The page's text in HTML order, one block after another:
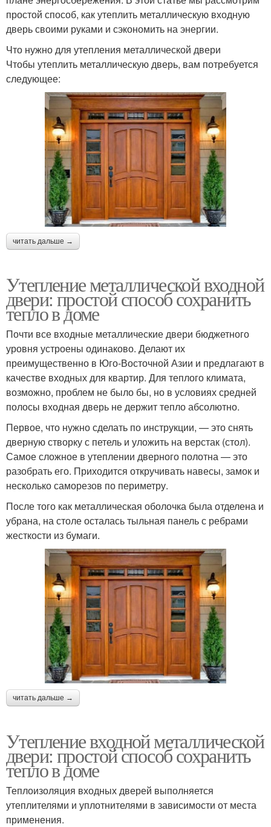
простой способ, как утеплить металлическую входную
дверь своими руками и сэкономить на энергии.
Что нужно для утепления металлической двери
Чтобы утеплить металлическую дверь, вам потребуется
следующее:
читать дальше →
Утепление металлической входной
двери: простой способ сохранить
тепло в доме
Почти все входные металлические двери бюджетного
уровня устроены одинаково. Делают их
преимущественно в Юго-Восточной Азии и предлагают в
качестве входных для квартир. Для теплого климата,
возможно, проблем не было бы, но в условиях средней
полосы входная дверь не держит тепло абсолютно.
Первое, что нужно сделать по инструкции, — это снять
дверную створку с петель и уложить на верстак (стол).
Самое сложное в утеплении дверного полотна — это
разобрать его. Приходится откручивать навесы, замок и
несколько саморезов по периметру.
После того как металлическая оболочка была отделена и
убрана, на столе осталась тыльная панель с ребрами
жесткости из бумаги.
читать дальше →
Утепление входной металлической
двери: простой способ сохранить
тепло в доме
Теплоизоляция входных дверей выполняется
утеплителями и уплотнителями в зависимости от места
применения.